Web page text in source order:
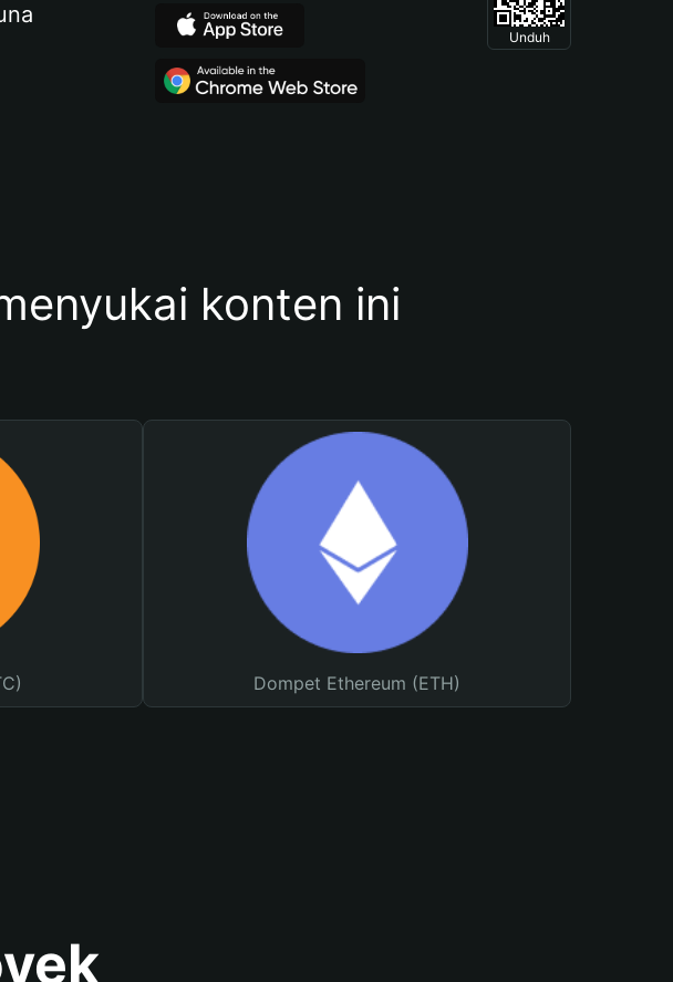
Unduh
konten ini
Dompet Ethereum (ETH)